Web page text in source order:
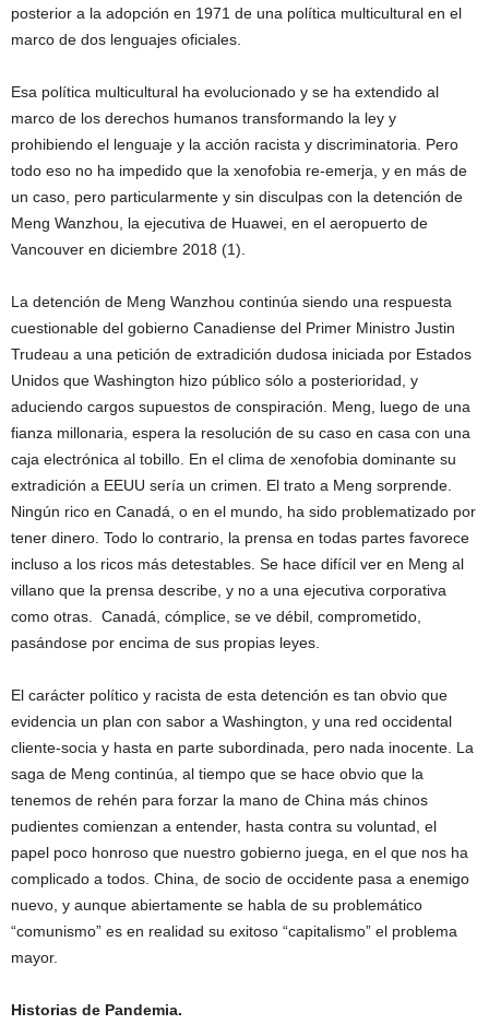
posterior a la adopción en 1971 de una política multicultural en el
marco de dos lenguajes oficiales.
Esa política multicultural ha evolucionado y se ha extendido al
marco de los derechos humanos transformando la ley y
prohibiendo el lenguaje y la acción racista y discriminatoria. Pero
todo eso no ha impedido que la xenofobia re-emerja, y en más de
un caso, pero particularmente y sin disculpas con la detención de
Meng Wanzhou, la ejecutiva de Huawei, en el aeropuerto de
Vancouver en diciembre 2018 (1).
La detención de Meng Wanzhou continúa siendo una respuesta
cuestionable del gobierno Canadiense del Primer Ministro Justin
Trudeau a una petición de extradición dudosa iniciada por Estados
Unidos que Washington hizo público sólo a posterioridad, y
aduciendo cargos supuestos de conspiración. Meng, luego de una
fianza millonaria, espera la resolución de su caso en casa con una
caja electrónica al tobillo. En el clima de xenofobia dominante su
extradición a EEUU sería un crimen. El trato a Meng sorprende.
Ningún rico en Canadá, o en el mundo, ha sido problematizado por
tener dinero. Todo lo contrario, la prensa en todas partes favorece
incluso a los ricos más detestables. Se hace difícil ver en Meng al
villano que la prensa describe, y no a una ejecutiva corporativa
como otras. Canadá, cómplice, se ve débil, comprometido,
pasándose por encima de sus propias leyes.
El carácter político y racista de esta detención es tan obvio que
evidencia un plan con sabor a Washington, y una red occidental
cliente-socia y hasta en parte subordinada, pero nada inocente. La
saga de Meng continúa, al tiempo que se hace obvio que la
tenemos de rehén para forzar la mano de China más chinos
pudientes comienzan a entender, hasta contra su voluntad, el
papel poco honroso que nuestro gobierno juega, en el que nos ha
complicado a todos. China, de socio de occidente pasa a enemigo
nuevo, y aunque abiertamente se habla de su problemático
“comunismo” es en realidad su exitoso “capitalismo” el problema
mayor.
Historias de Pandemia.